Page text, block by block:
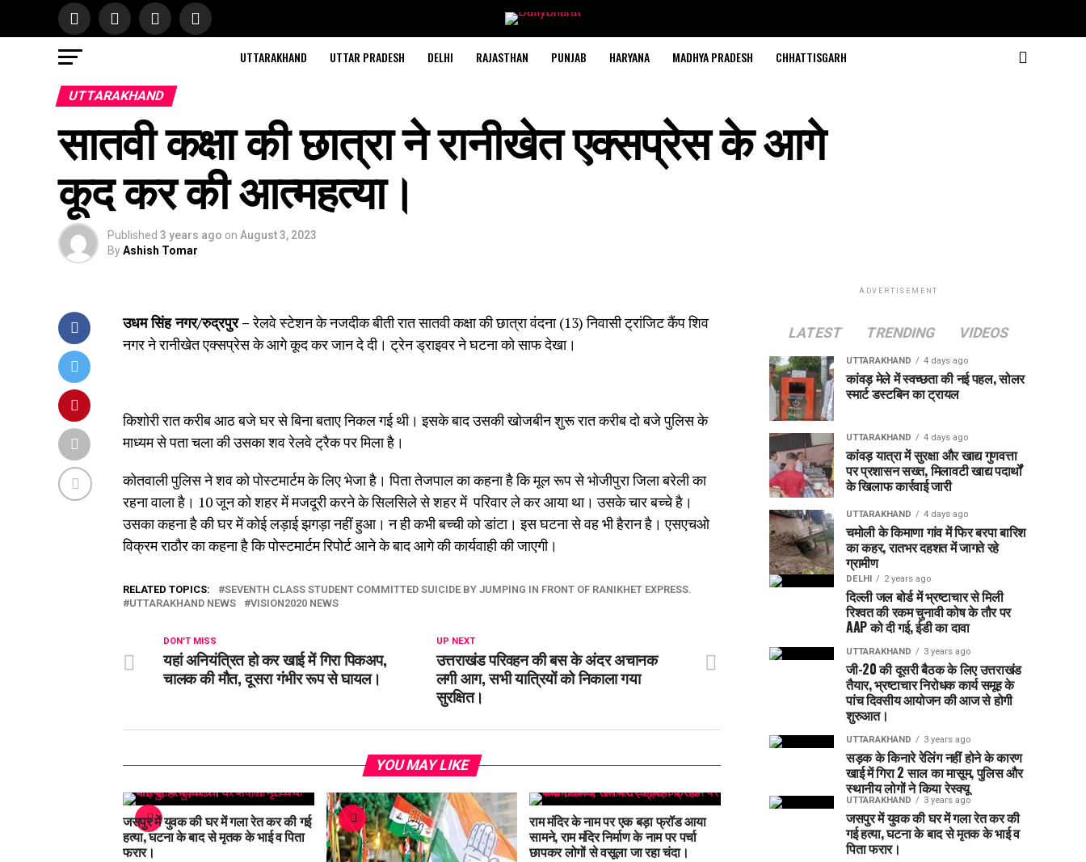
UTTARAKHAND UTTAR PRADESH DELHI RAJASTHAN PUNJAB HARYANA MADHYA PRADESH CHHATTISGARH
UTTARAKHAND
सातवी कक्षा की छात्रा ने रानीखेत एक्सप्रेस के आगे
कूद कर की आत्महत्या।
Published 3 years ago on August 3, 2023
ByAshish Tomar
उधम सिंह नगर/रुद्रपुर –रेलवे स्टेशन के नजदीक बीती रात सातवी कक्षा की छात्रा वंदना (13) निवासी ट्रांजिट कैंप शिव
नगर ने रानीखेत एक्सप्रेस के आगे कूद कर जान दे दी। ट्रेन ड्राइवर ने घटना को साफ देखा।
किशोरी रात करीब आठ बजे घर से बिना बताए निकल गई थी। इसके बाद उसकी खोजबीन शुरू रात करीब दो बजे पुलिस के
माध्यम से पता चला की उसका शव रेलवे ट्रैक पर मिला है।
कोतवाली पुलिस ने शव को पोस्टमार्टम के लिए भेजा है। पिता तेजपाल का कहना है कि मूल रूप से भोजीपुरा जिला बरेली का
रहना वाला है। 10 जून को शहर में मजदूरी करने के सिलसिले से शहर में परिवार ले कर आया था। उसके चार बच्चे है।
उसका कहना है की घर में कोई लड़ाई झगड़ा नहीं हुआ। न ही कभी बच्ची को डांटा। इस घटना से वह भी हैरान है। एसएचओ
विक्रम राठौर का कहना है कि पोस्टमार्टम रिपोर्ट आने के बाद आगे की कार्यवाही की जाएगी।
RELATED TOPICS:
SEVENTH CLASS STUDENT COMMITTED SUICIDE BY JUMPING IN FRONT OF RANIKHET EXPRESS.
UTTARAKHAND NEWS
VISION2020 NEWS
UP NEXT
उत्तराखंड परिवहन की बस के अंदर अचानक
लगी आग, सभी यात्रियों को निकाला गया
सुरक्षित।
DON'T MISS
यहां अनियंत्रित हो कर खाई में गिरा पिकअप,
चालक की मौत, दूसरा गंभीर रूप से घायल।
YOU MAY LIKE
जसपुर में युवक की घर में गला रेत कर की गई
हत्या, घटना के बाद से मृतक के भाई व पिता
फरार।
राम मंदिर के नाम पर एक बड़ा फ्रॉड आया
सामने, राम मंदिर निर्माण के नाम पर पर्चा
छापकर लोगों से वसूला जा रहा चंदा।
ADVERTISEMENT
LATEST TRENDING VIDEOS
UTTARAKHAND 4 days ago
कांवड़ मेले में स्वच्छता की नई पहल, सोलर
स्मार्ट डस्टबिन का ट्रायल
UTTARAKHAND 4 days ago
कांवड़ यात्रा में सुरक्षा और खाद्य गुणवत्ता
पर प्रशासन सख्त, मिलावटी खाद्य पदार्थों
के खिलाफ कार्रवाई जारी
UTTARAKHAND 4 days ago
चमोली के किमाणा गांव में फिर बरपा बारिश
का कहर, रातभर दहशत में जागते रहे
ग्रामीण
DELHI 2 years ago
दिल्ली जल बोर्ड में भ्रष्टाचार से मिली
रिश्वत की रकम चुनावी कोष के तौर पर
AAP को दी गई, ईडी का दावा
UTTARAKHAND 3 years ago
जी-20 की दूसरी बैठक के लिए उत्तराखंड
तैयार, भ्रष्टाचार निरोधक कार्य समूह के
पांच दिवसीय आयोजन की आज से होगी
शुरुआत।
UTTARAKHAND 3 years ago
सड़क के किनारे रेलिंग नहीं होने के कारण
खाई में गिरा 2 साल का मासूम, पुलिस और
स्थानीय लोगों ने किया रेस्क्यू
UTTARAKHAND 3 years ago
जसपुर में युवक की घर में गला रेत कर की
गई हत्या, घटना के बाद से मृतक के भाई व
पिता फरार।